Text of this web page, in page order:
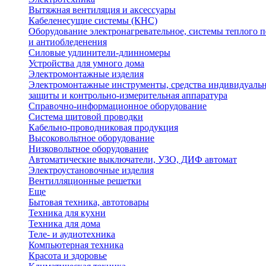
Вытяжная вентиляция и аксессуары
Кабеленесущие системы (КНС)
Оборудование электронагревательное, системы теплого
и антиобледенения
Силовые удлинители-длинномеры
Устройства для умного дома
Электромонтажные изделия
Электромонтажные инструменты, средства
защиты и контрольно-измерительная аппаратура
Справочно-информационное оборудование
Система щитовой проводки
Кабельно-проводниковая продукция
Высоковольтное оборудование
Низковольтное оборудование
Автоматические выключатели, УЗО, ДИФ автомат
Электроустановочные изделия
Вентилляционные решетки
Еще
Бытовая техника, автотовары
Техника для кухни
Техника для дома
Теле- и аудиотехника
Компьютерная техника
Красота и здоровье